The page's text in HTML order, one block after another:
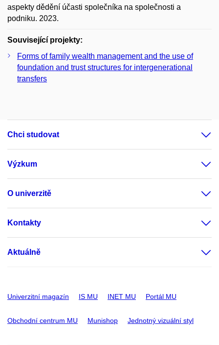
aspekty dědění účasti společníka na společnosti a
podniku. 2023.
Související projekty:
Forms of family wealth management and the use of
foundation and trust structures for intergenerational
transfers
Chci studovat
Výzkum
O univerzitě
Kontakty
Aktuálně
Univerzitní magazín IS MU INET MU Portál MU
Obchodní centrum MU Munishop Jednotný vizuální styl